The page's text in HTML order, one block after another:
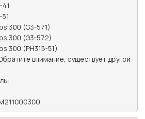
300 (G3-571)
300 (G3-572)
300 (PH315-51)
внимание, существует другой